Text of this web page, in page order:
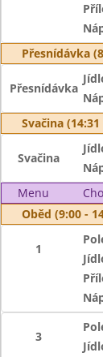
Přesnídávka
Přesnídávka
Svačina
Svačina
Menu
Oběd (9:00 -
1
3